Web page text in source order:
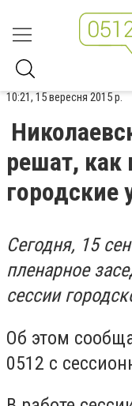
10:21, 15 вересня 2015 р.
решат, как
городские
Сегодня, 15
пленарное
сессии
Об этом
0512 с